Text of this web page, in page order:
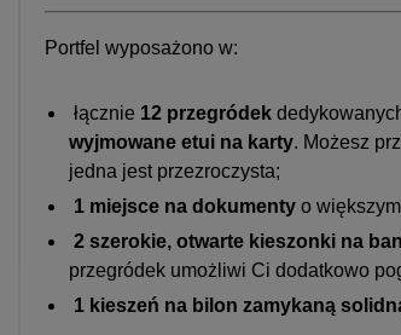
Portfel wyposażono w:
łącznie 12 przegródek
wyjmowane etui na karty. Możesz
jedna jest przezroczysta;
1 miejsce na dokumenty o
2 szerokie, otwarte kieszonki na
przegródek umożliwi Ci dodatkowo
1 kieszeń na bilon zamykaną